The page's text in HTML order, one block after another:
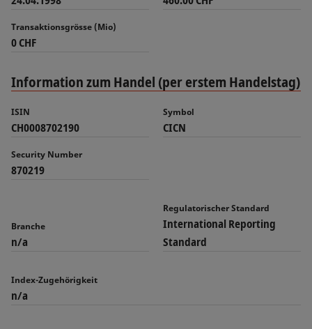
Transaktionsgrösse (Mio)
0 CHF
Information zum Handel (per erstem Handelstag)
ISIN
CH0008702190
Symbol
CICN
Security Number
870219
Branche
n/a
Regulatorischer Standard
International Reporting
Standard
Index-Zugehörigkeit
n/a